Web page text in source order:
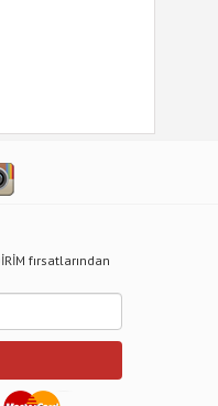
fırsatlarından